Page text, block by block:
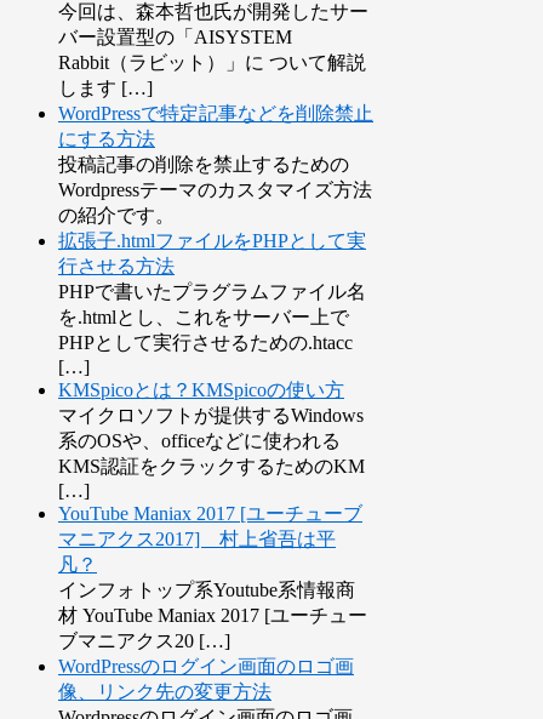
今回は、森本哲也氏が開発したサー
バー設置型の「AISYSTEM
Rabbit（ラビット）」に ついて解説
します […]
WordPressで特定記事などを削除禁止
にする方法
投稿記事の削除を禁止するための
Wordpressテーマのカスタマイズ方法
の紹介です。
拡張子.htmlファイルをPHPとして実
行させる方法
PHPで書いたプラグラムファイル名
を.htmlとし、これをサーバー上で
PHPとして実行させるための.htacc
[…]
KMSpicoとは？KMSpicoの使い方
マイクロソフトが提供するWindows
系のOSや、officeなどに使われる
KMS認証をクラックするためのKM
[…]
YouTube Maniax 2017 [ユーチューブ
マニアクス2017] 村上省吾は平
凡？
インフォトップ系Youtube系情報商
材 YouTube Maniax 2017 [ユーチュー
ブマニアクス20 […]
WordPressのログイン画面のロゴ画
像、リンク先の変更方法